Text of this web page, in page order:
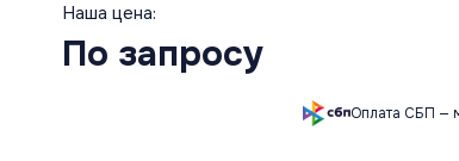
Наша цена:
По запросу
Оплата СБП —